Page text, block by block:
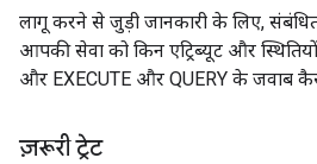
लागू करने से जुड़ी जानकारी के लिए,
आपकी सेवा को किन एट्रिब्यूट और
और EXECUTE और QUERY के जवाब
ज़रूरी ट्रेट